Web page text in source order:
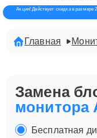
Акция! Действует скидка в размере
Главная
Замена
монитора
Бесплатная